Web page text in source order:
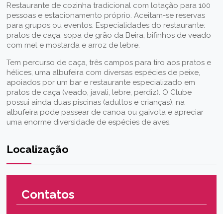
Restaurante de cozinha tradicional com lotação para 100
pessoas e estacionamento próprio. Aceitam-se reservas
para grupos ou eventos. Especialidades do restaurante:
pratos de caça, sopa de grão da Beira, bifinhos de veado
com mel e mostarda e arroz de lebre.
Tem percurso de caça, três campos para tiro aos pratos e
hélices, uma albufeira com diversas espécies de peixe,
apoiados por um bar e restaurante especializado em
pratos de caça (veado, javali, lebre, perdiz). O Clube
possui ainda duas piscinas (adultos e crianças), na
albufeira pode passear de canoa ou gaivota e apreciar
uma enorme diversidade de espécies de aves.
Localização
Contatos